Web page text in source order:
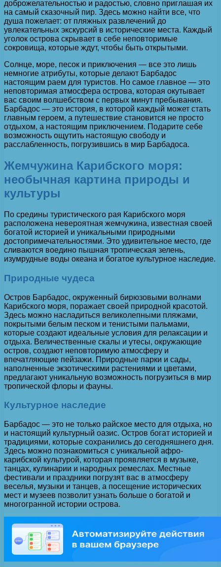
доброжелательностью и радостью, словно приглашая их
на самый сказочный пир. Здесь можно найти все, что
душа пожелает: от пляжных развлечений до
увлекательных экскурсий в исторические места. Каждый
уголок острова скрывает в себе неповторимые
сокровища, которые ждут, чтобы быть открытыми.
Солнце, море, песок и приключения — все это лишь
немногие атрибуты, которые делают Барбадос
настоящим раем для туристов. Но самое главное — это
неповторимая атмосфера острова, которая окутывает
вас своим волшебством с первых минут пребывания.
Барбадос — это история, в которой каждый может стать
главным героем, а путешествие становится не просто
отдыхом, а настоящим приключением. Подарите себе
возможность ощутить настоящую свободу и
расслабленность, погрузившись в мир Барбадоса.
Жемчужина Карибского моря:
необычная картина природы и
культуры
По средины туристического рая Карибского моря
расположена невероятная жемчужина, известная своей
богатой историей и уникальными природными
достопримечательностями. Это удивительное место, где
сливаются воедино пышная тропическая зелень,
изумрудные воды океана и богатое культурное наследие.
Природные чудеса
Остров Барбадос, окруженный бирюзовыми волнами
Карибского моря, поражает своей природной красотой.
Здесь можно насладиться великолепными пляжами,
покрытыми белым песком и тенистыми пальмами,
которые создают идеальные условия для релаксации и
отдыха. Величественные скалы и утесы, окружающие
остров, создают неповторимую атмосферу и
впечатляющие пейзажи. Природные парки и сады,
наполненные экзотическими растениями и цветами,
предлагают уникальную возможность погрузиться в мир
тропической флоры и фауны.
Культурное наследие
Барбадос — это не только райское место для отдыха, но
и настоящий культурный оазис. Остров богат историей и
традициями, которые сохранились до сегодняшнего дня.
Здесь можно познакомиться с уникальной афро-
карибской культурой, которая проявляется в музыке,
танцах, кулинарии и народных ремеслах. Местные
фестивали и праздники погрузят вас в атмосферу
веселья, музыки и танцев, а посещение исторических
мест и музеев позволит узнать больше о богатой и
многогранной истории острова.